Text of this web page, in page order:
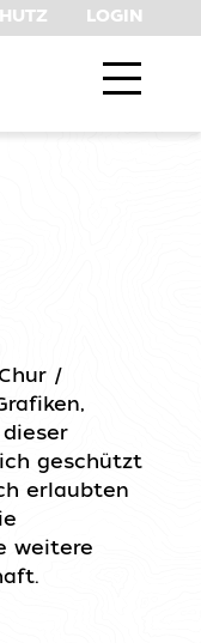
LOGIN
/
geschützt
erlaubten
weitere